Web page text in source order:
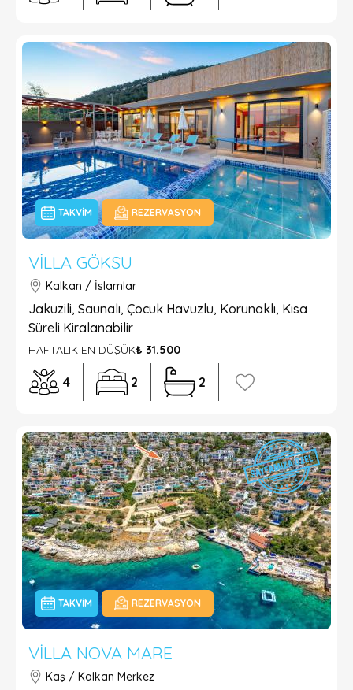
TAKVIM REZERVASYON
VILLA GÖKSU
Kalkan / İslamlar
Jakuzili, Saunalı, Çocuk Havuzlu, Korunaklı, Kısa
Süreli Kiralanabilir
HAFTALIK EN DÜŞÜK₺ 31.500
4 2 2
TAKVIM REZERVASYON
VILLA NOVA MARE
Kaş / Kalkan Merkez